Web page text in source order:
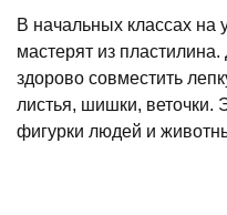
В начальных классах на
мастерят из
здорово совместить
листья, шишки, веточки.
фигурки людей и